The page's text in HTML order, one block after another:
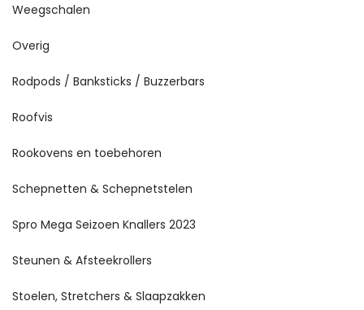
Weegschalen
Overig
Rodpods / Banksticks / Buzzerbars
Roofvis
Rookovens en toebehoren
Schepnetten & Schepnetstelen
Spro Mega Seizoen Knallers 2023
Steunen & Afsteekrollers
Stoelen, Stretchers & Slaapzakken